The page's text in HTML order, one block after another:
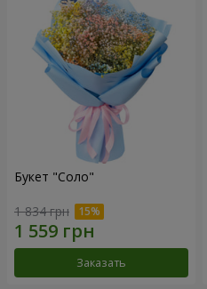
Букет "Соло"
1 834 грн
Заказать